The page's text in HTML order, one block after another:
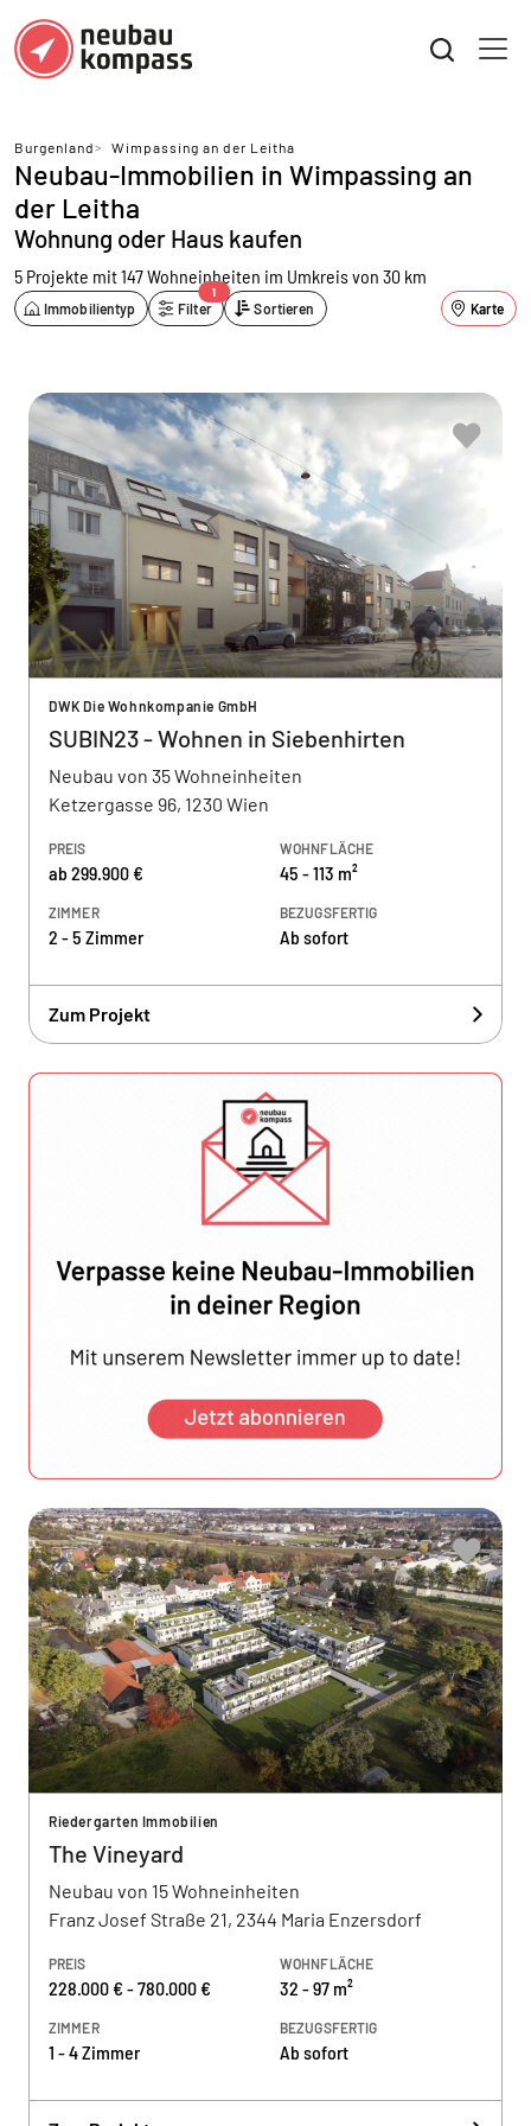
Burgenland> Wimpassing an der Leitha
Neubau-Immobilien in Wimpassing an
der Leitha
Wohnung oder Haus kaufen
5 Projekte mit 147 Wohneinheiten im Umkreis von 30 km
Immobilientyp Filter
1
Sortieren Karte
DWK Die Wohnkompanie GmbH
SUBIN23 - Wohnen in Siebenhirten
Neubau von 35 Wohneinheiten
Ketzergasse 96, 1230 Wien
PREIS
ab 299.900 €
WOHNFLÄCHE
45 - 113 m²
ZIMMER
2 - 5 Zimmer
BEZUGSFERTIG
Ab sofort
Zum Projekt
Riedergarten Immobilien
The Vineyard
Neubau von 15 Wohneinheiten
Franz Josef Straße 21, 2344 Maria Enzersdorf
PREIS
228.000 € - 780.000 €
WOHNFLÄCHE
32 - 97 m²
ZIMMER
1 - 4 Zimmer
BEZUGSFERTIG
Ab sofort